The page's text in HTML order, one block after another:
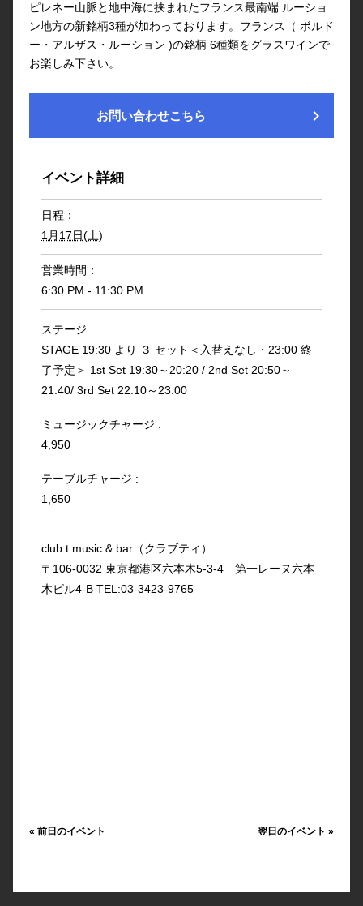
ピレネー山脈と地中海に挟まれたフランス最南端 ルーショ
ン地方の新銘柄3種が加わっております。フランス（ ボルド
ー・アルザス・ルーション )の銘柄 6種類をグラスワインで
お楽しみ下さい。
お問い合わせこちら chevron_right
イベント詳細
日程：
1月17日(土)
営業時間：
6:30 PM - 11:30 PM
ステージ :
STAGE 19:30 より ３ セット＜入替えなし・23:00 終
了予定＞ 1st Set 19:30～20:20 / 2nd Set 20:50～
21:40/ 3rd Set 22:10～23:00
ミュージックチャージ :
4,950
テーブルチャージ :
1,650
club t music & bar（クラブティ）
〒106-0032 東京都港区六本木5-3-4 第一レーヌ六本
木ビル4-B TEL:03-3423-9765
« 前日のイベント 翌日のイベント»